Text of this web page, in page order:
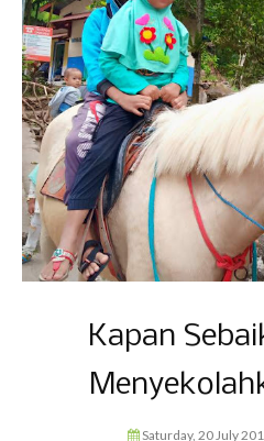
Kapan
Saturday, 20 July